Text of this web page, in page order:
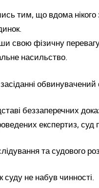
тим, що вдома нікого
свою фізичну
насильство.
беззаперечних
експертиз,
та судового
суду не набув чинності.